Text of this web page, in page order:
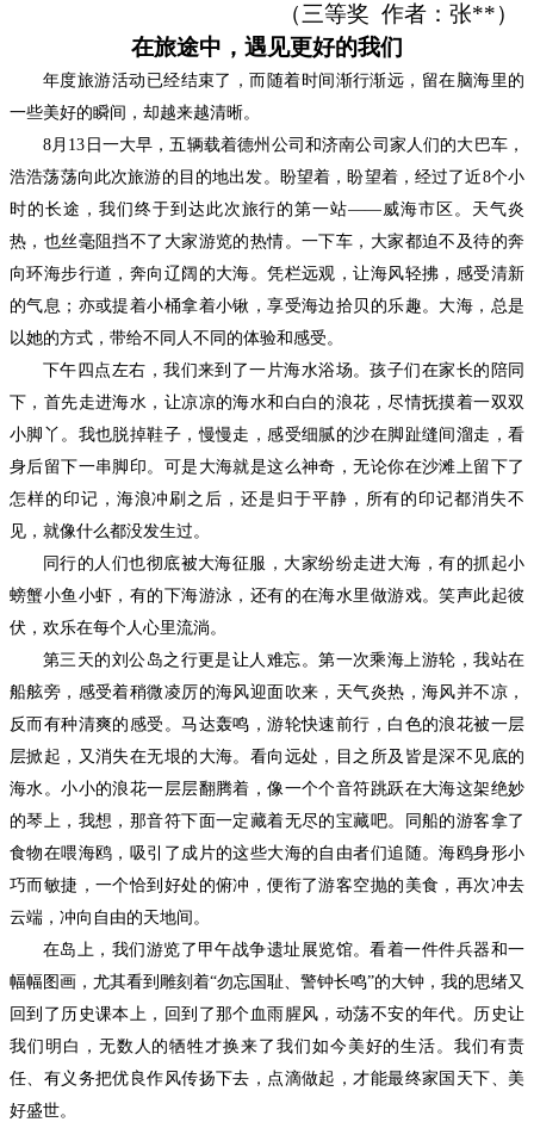
（三等奖 作者： 张**）
在旅途中，遇见更好的我们
年度旅游活动已经结束了，而随着时间渐行渐远，留在脑海里的
一些美好的瞬间，却越来越清晰。
8月13日一大早，五辆载着德州公司和济南公司家人们的大巴车，
浩浩荡荡向此次旅游的目的地出发。盼望着，盼望着，经过了近8个小
时的长途，我们终于到达此次旅行的第一站——威海市区。天气炎
热，也丝毫阻挡不了大家游览的热情。一下车，大家都迫不及待的奔
向环海步行道，奔向辽阔的大海。凭栏远观，让海风轻拂，感受清新
的气息；亦或提着小桶拿着小锹，享受海边拾贝的乐趣。大海，总是
以她的方式，带给不同人不同的体验和感受。
下午四点左右，我们来到了一片海水浴场。孩子们在家长的陪同
下，首先走进海水，让凉凉的海水和白白的浪花，尽情抚摸着一双双
小脚丫。我也脱掉鞋子，慢慢走，感受细腻的沙在脚趾缝间溜走，看
身后留下一串脚印。可是大海就是这么神奇，无论你在沙滩上留下了
怎样的印记，海浪冲刷之后，还是归于平静，所有的印记都消失不
见，就像什么都没发生过。
同行的人们也彻底被大海征服，大家纷纷走进大海，有的抓起小
螃蟹小鱼小虾，有的下海游泳，还有的在海水里做游戏。笑声此起彼
伏，欢乐在每个人心里流淌。
第三天的刘公岛之行更是让人难忘。第一次乘海上游轮，我站在
船舷旁，感受着稍微凌厉的海风迎面吹来，天气炎热，海风并不凉，
反而有种清爽的感受。马达轰鸣，游轮快速前行，白色的浪花被一层
层掀起，又消失在无垠的大海。看向远处，目之所及皆是深不见底的
海水。小小的浪花一层层翻腾着，像一个个音符跳跃在大海这架绝妙
的琴上，我想，那音符下面一定藏着无尽的宝藏吧。同船的游客拿了
食物在喂海鸥，吸引了成片的这些大海的自由者们追随。海鸥身形小
巧而敏捷，一个恰到好处的俯冲，便衔了游客空抛的美食，再次冲去
云端，冲向自由的天地间。
在岛上，我们游览了甲午战争遗址展览馆。看着一件件兵器和一
幅幅图画，尤其看到雕刻着“勿忘国耻、警钟长鸣”的大钟，我的思绪又
回到了历史课本上，回到了那个血雨腥风，动荡不安的年代。历史让
我们明白，无数人的牺牲才换来了我们如今美好的生活。我们有责
任、有义务把优良作风传扬下去，点滴做起，才能最终家国天下、美
好盛世。